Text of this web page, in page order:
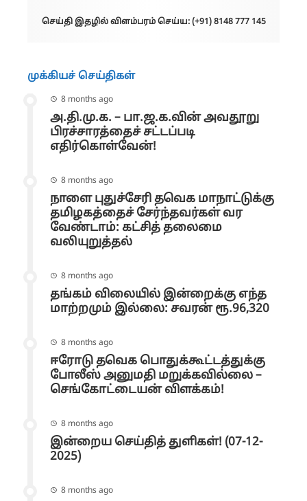
செய்தி இதழில் விளம்பரம் செய்ய: (+91) 8148 777 145
முக்கியச் செய்திகள்
8 months ago
அ.தி.மு.க. – பா.ஜ.க.வின் அவதூறு
பிரச்சாரத்தைச் சட்டப்படி
எதிர்கொள்வேன்!
8 months ago
நாளை புதுச்சேரி தவெக மாநாட்டுக்கு
தமிழகத்தைச் சேர்ந்தவர்கள் வர
வேண்டாம்: கட்சித் தலைமை
வலியுறுத்தல்
8 months ago
தங்கம் விலையில் இன்றைக்கு எந்த
மாற்றமும் இல்லை: சவரன் ரூ.96,320
8 months ago
ஈரோடு தவெக பொதுக்கூட்டத்துக்கு
போலீஸ் அனுமதி மறுக்கவில்லை –
செங்கோட்டையன் விளக்கம்!
8 months ago
இன்றைய செய்தித் துளிகள்! (07-12-
2025)
8 months ago